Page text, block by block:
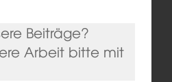
Beiträge?
Arbeit bitte mit